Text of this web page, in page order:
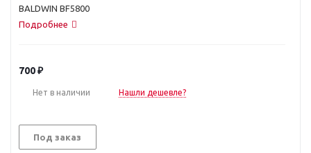
BALDWIN BF5800
Подробнее
700₽
Нет в наличии Нашли дешевле?
Под заказ